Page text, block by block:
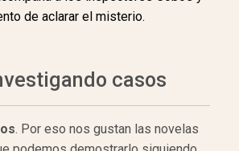
de aclarar el misterio.
casos
. Por eso nos gustan las novelas